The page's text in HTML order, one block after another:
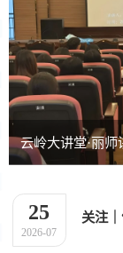
25
2026-07
关注